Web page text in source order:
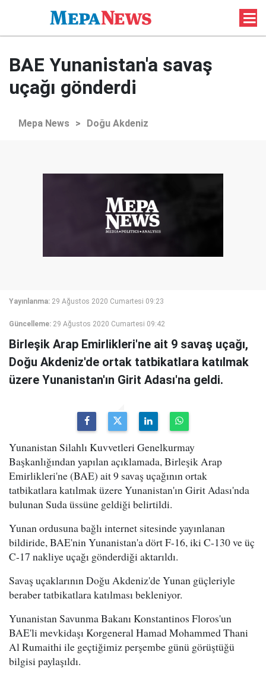
BAE Yunanistan'a savaş
uçağı gönderdi
Mepa News > Doğu Akdeniz
Yayınlanma: 29 Ağustos 2020 Cumartesi 09:23
Güncelleme: 29 Ağustos 2020 Cumartesi 09:42
Birleşik Arap Emirlikleri'ne ait 9 savaş uçağı,
Doğu Akdeniz'de ortak tatbikatlara katılmak
üzere Yunanistan'ın Girit Adası'na geldi.
Yunanistan Silahlı Kuvvetleri Genelkurmay
Başkanlığından yapılan açıklamada, Birleşik Arap
Emirlikleri'ne (BAE) ait 9 savaş uçağının ortak
tatbikatlara katılmak üzere Yunanistan'ın Girit Adası'nda
bulunan Suda üssüne geldiği belirtildi.
Yunan ordusuna bağlı internet sitesinde yayınlanan
bildiride, BAE'nin Yunanistan'a dört F-16, iki C-130 ve üç
C-17 nakliye uçağı gönderdiği aktarıldı.
Savaş uçaklarının Doğu Akdeniz'de Yunan güçleriyle
beraber tatbikatlara katılması bekleniyor.
Yunanistan Savunma Bakanı Konstantinos Floros'un
BAE'li mevkidaşı Korgeneral Hamad Mohammed Thani
Al Rumaithi ile geçtiğimiz perşembe günü görüştüğü
bilgisi paylaşıldı.